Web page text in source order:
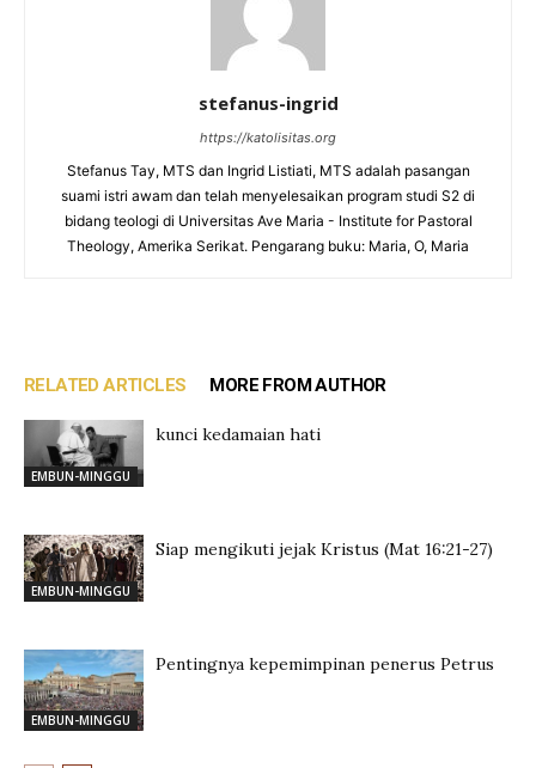
stefanus-ingrid
https://katolisitas.org
Stefanus Tay, MTS dan Ingrid Listiati, MTS adalah pasangan
suami istri awam dan telah menyelesaikan program studi S2 di
bidang teologi di Universitas Ave Maria - Institute for Pastoral
Theology, Amerika Serikat. Pengarang buku: Maria, O, Maria
RELATED ARTICLES MORE FROM AUTHOR
EMBUN-MINGGU
kunci kedamaian hati
EMBUN-MINGGU
Siap mengikuti jejak Kristus (Mat 16:21-27)
EMBUN-MINGGU
Pentingnya kepemimpinan penerus Petrus